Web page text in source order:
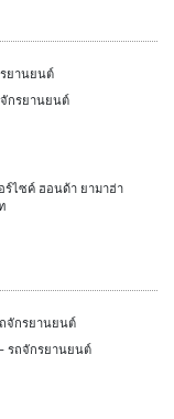
กรยานยนต์
ร์ไซค์ ฮอนด้า ยามาฮ่า
รถจักรยานยนต์